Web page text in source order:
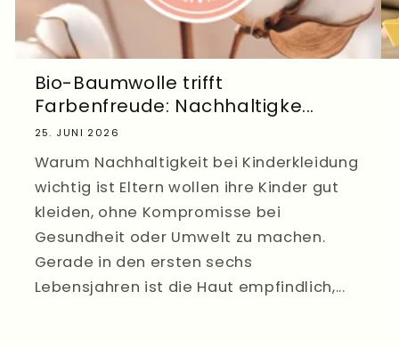
Bio-Baumwolle trifft
Farbenfreude: Nachhaltigke...
25. JUNI 2026
Warum Nachhaltigkeit bei Kinderkleidung
wichtig ist Eltern wollen ihre Kinder gut
kleiden, ohne Kompromisse bei
Gesundheit oder Umwelt zu machen.
Gerade in den ersten sechs
Lebensjahren ist die Haut empfindlich,...